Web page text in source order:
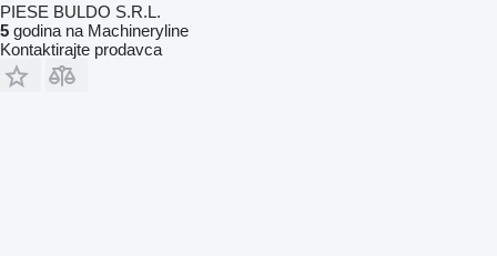
PIESE BULDO S.R.L.
5 godina na Machineryline
Kontaktirajte prodavca